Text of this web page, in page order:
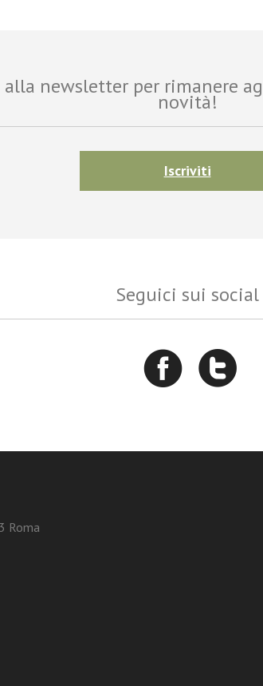
newsletter per rimanere
novità!
Iscriviti
Seguici sui social
Roma